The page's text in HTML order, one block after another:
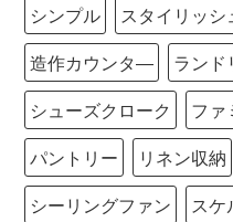
シンプル スタイリッシ
造作カウンタ―
ランド
シューズクローク
ファ
パントリー
リネン収納
シーリングファン
スケ